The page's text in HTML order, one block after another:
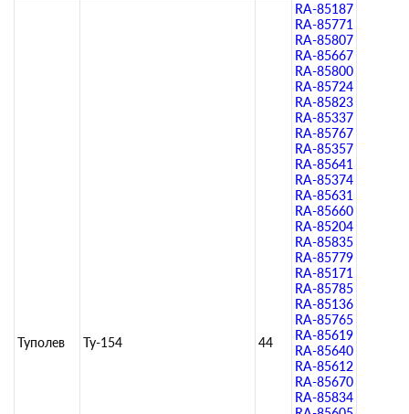
Туполев Ту-154 44
RA-85187
RA-85771
RA-85807
RA-85667
RA-85800
RA-85724
RA-85823
RA-85337
RA-85767
RA-85357
RA-85641
RA-85374
RA-85631
RA-85660
RA-85204
RA-85835
RA-85779
RA-85171
RA-85785
RA-85136
RA-85765
RA-85619
RA-85640
RA-85612
RA-85670
RA-85834